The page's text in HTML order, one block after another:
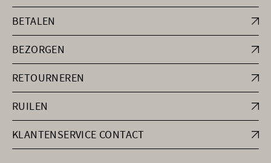
BETALEN
BEZORGEN
RETOURNEREN
RUILEN
KLANTENSERVICE CONTACT